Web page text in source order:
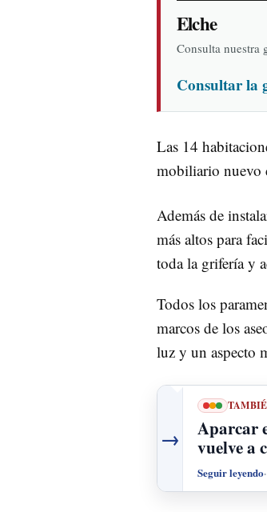
Elche
Consulta nuestra
Consultar la
Las 14
mobiliario nuevo
Además de
más altos para
toda la grifería y
Todos los
marcos de los
luz y un aspecto
→
Aparcar
vuelve a
Seguir leyendo